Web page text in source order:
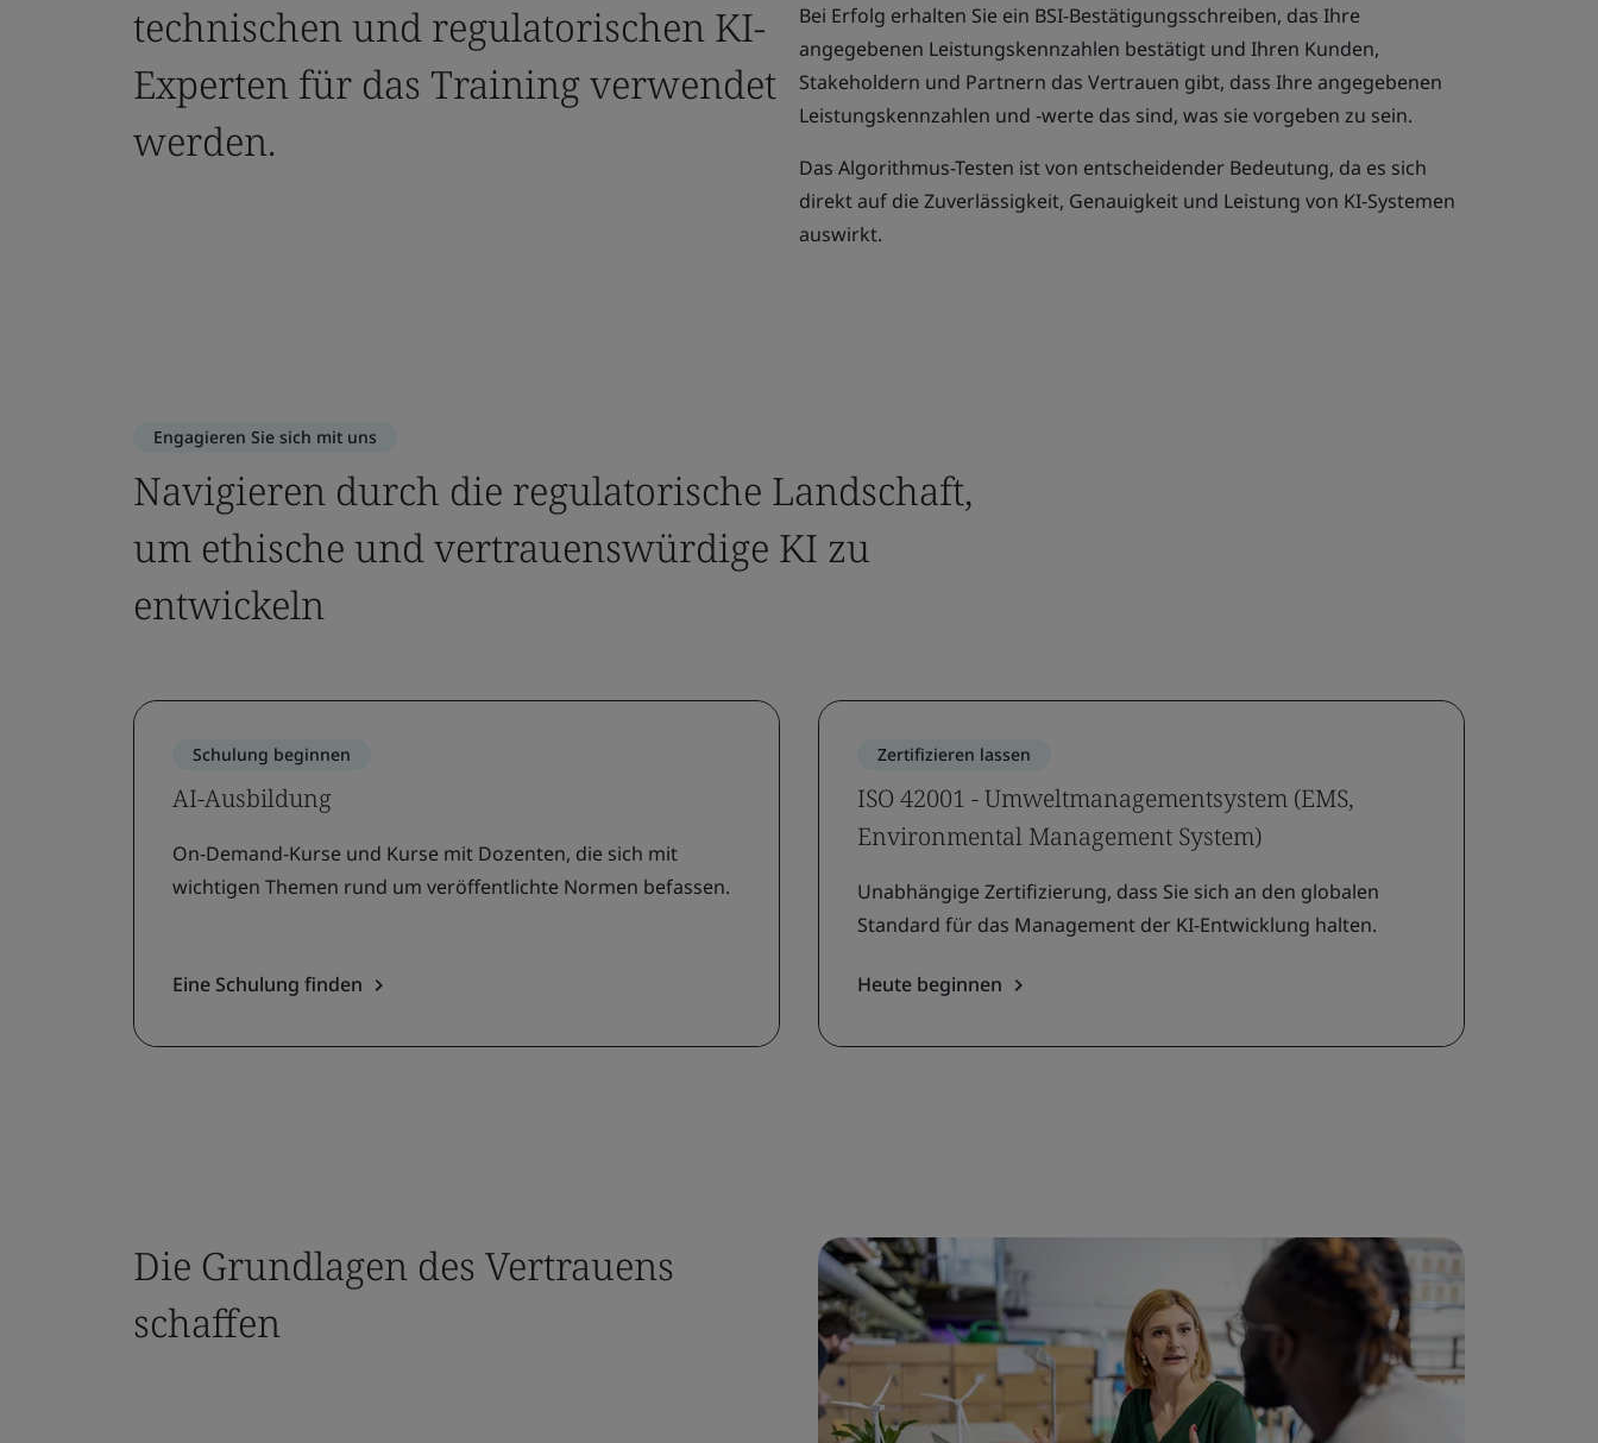
technischen und regulatorischen KI-
Experten für das Training verwendet
werden.
Bei Erfolg erhalten Sie ein BSI-Bestätigungsschreiben, das Ihre
angegebenen Leistungskennzahlen bestätigt und Ihren Kunden,
Stakeholdern und Partnern das Vertrauen gibt, dass Ihre angegebenen
Leistungskennzahlen und -werte das sind, was sie vorgeben zu sein.
Das Algorithmus-Testen ist von entscheidender Bedeutung, da es sich
direkt auf die Zuverlässigkeit, Genauigkeit und Leistung von KI-Systemen
auswirkt.
Engagieren Sie sich mit uns
Navigieren durch die regulatorische Landschaft,
um ethische und vertrauenswürdige KI zu
entwickeln
Schulung beginnen
AI-Ausbildung
On-Demand-Kurse und Kurse mit Dozenten, die sich mit
wichtigen Themen rund um veröffentlichte Normen befassen.
Eine Schulung finden
Zertifizieren lassen
ISO 42001 - Umweltmanagementsystem (EMS,
Environmental Management System)
Unabhängige Zertifizierung, dass Sie sich an den globalen
Standard für das Management der KI-Entwicklung halten.
Heute beginnen
Die Grundlagen des Vertrauens
schaffen